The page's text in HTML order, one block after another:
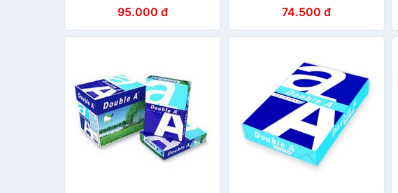
95.000 đ 74.500 đ